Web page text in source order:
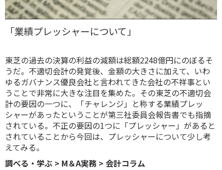
「業績プレッシャーについて」
東芝の過去の決算の利益の減額は総額2248億円にのぼるそ
うだ。不適切会計の発覚後、金額の大きさに加えて、いわ
ゆるガバナンス優良会社と言われてきた会社の不祥事とい
うことで非常に大きな注目を集めた。その東芝の不適切会
計の要因の一つに、「チャレンジ」と称する業績プレッ
シャーがあったということが第三社委員会報告書でも指摘
されている。不正の要因の1つに「プレッシャー」があると
されていることから今回は、プレッシャーについて少し考
えてみる。
調べる・学ぶ > M＆A実務 > 会計コラム